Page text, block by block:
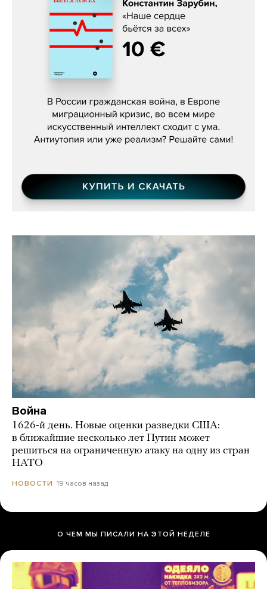
Константин Зарубин, «Наше сердце
Война
1626-й день. Новые оценки разведки США:
в ближайшие несколько лет Путин может
решиться на ограниченную атаку на одну из стран
НАТО
НОВОСТИ 19 часов назад
О ЧЕМ МЫ ПИСАЛИ НА ЭТОЙ НЕДЕЛЕ